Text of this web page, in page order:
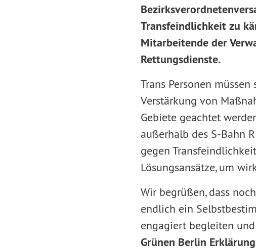
Transfeindlichkeit zu
Mitarbeitende der
Rettungsdienste.
Trans Personen
Verstärkung von
Gebiete geachtet
außerhalb des S-Bahn
gegen
Lösungsansätze, um
Wir begrüßen, dass
endlich ein
engagiert begleiten und
Grünen Berlin